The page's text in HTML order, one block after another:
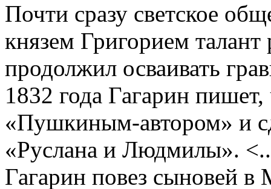
Почти сразу светское
князем Григорием
продолжил осваивать
1832 года Гагарин
«Пушкиным-автором» и
«Руслана и Людмилы».
Гагарин повез сыновей в